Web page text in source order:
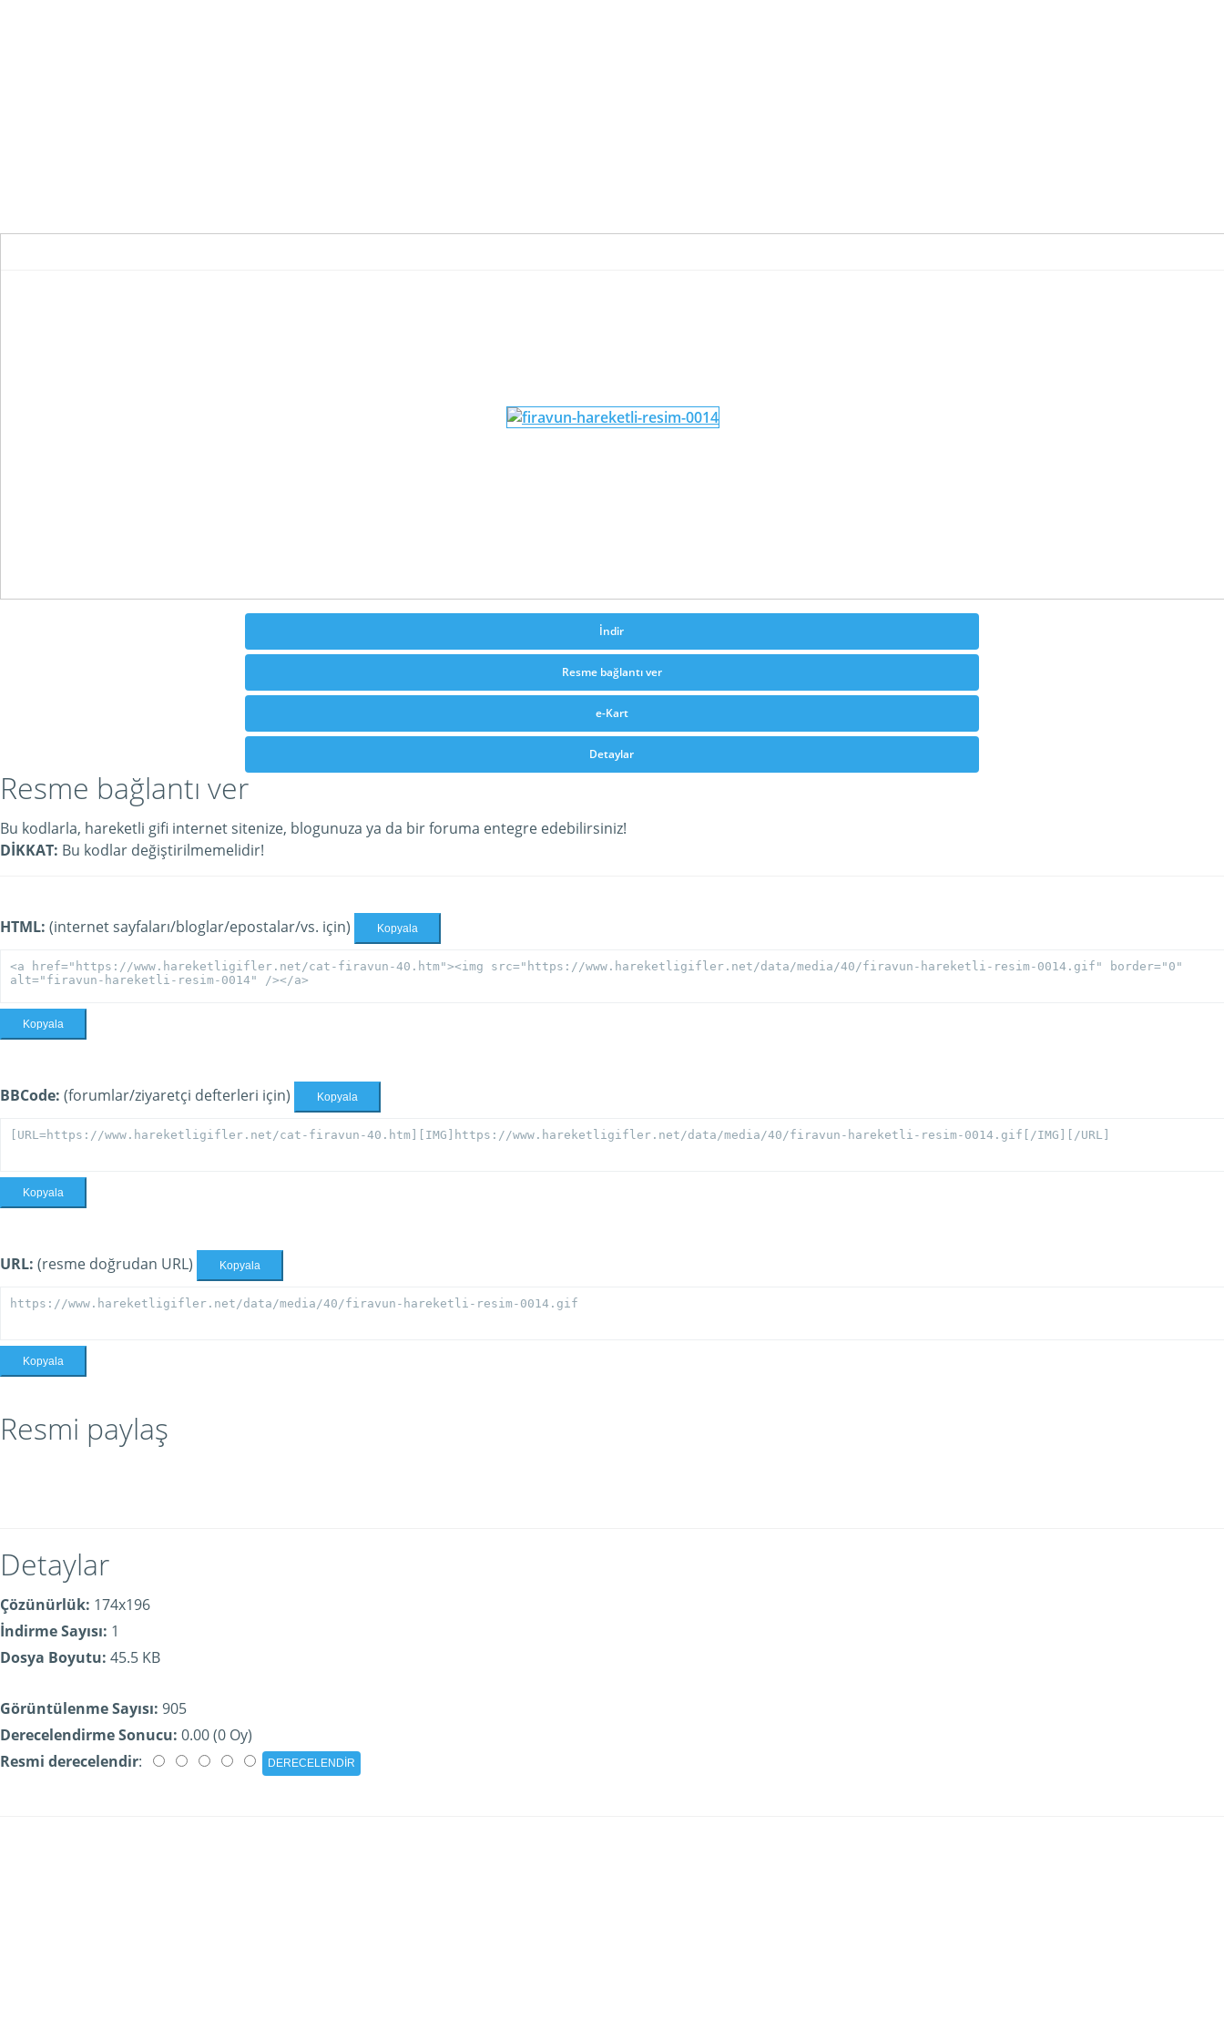
İndir
Resme bağlantı ver
e-Kart
Detaylar
Resme bağlantı ver
Bu kodlarla, hareketli gifi internet sitenize, blogunuza ya da bir foruma entegre edebilirsiniz!
DİKKAT: Bu kodlar değiştirilmemelidir!
HTML: (internet sayfaları/bloglar/epostalar/vs. için) Kopyala
Kopyala
BBCode: (forumlar/ziyaretçi defterleri için) Kopyala
Kopyala
URL: (resme doğrudan URL) Kopyala
Kopyala
Resmi paylaş
Detaylar
Çözünürlük: 174x196
İndirme Sayısı: 1
Dosya Boyutu: 45.5 KB
Görüntülenme Sayısı: 905
Derecelendirme Sonucu: 0.00 (0 Oy)
Resmi derecelendir: